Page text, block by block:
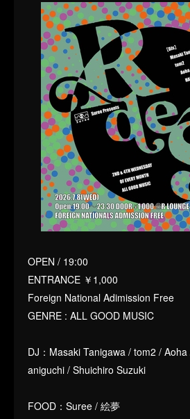
OPEN / 19:00
ENTRANCE ￥1,000
Foreign National Adimission Free
GENRE : ALL GOOD MUSIC
DJ：Masaki Tanigawa / tom2 /
aniguchi / Shuichiro Suzuki
FOOD：Suree / 絵夢